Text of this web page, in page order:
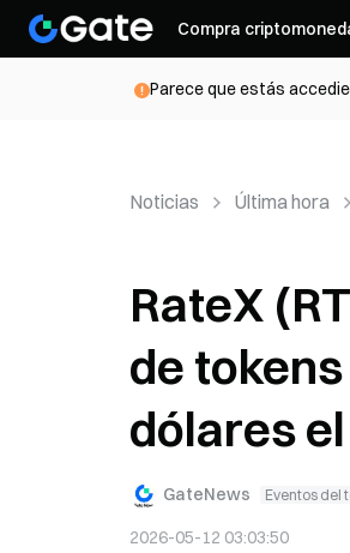
Compra
Parece que estás
Noticias Última hora
RateX
de
dólares
GateNews Eventos del
2026-05-12 03:03:50